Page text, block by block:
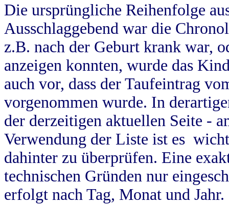
Die ursprüngliche Reihenfolge
Ausschlaggebend war die
z.B. nach der Geburt krank war,
anzeigen konnten, wurde das
auch vor, dass der Taufeintrag
vorgenommen wurde. In
der derzeitigen aktuellen Seite -
Verwendung der Liste ist es
dahinter zu überprüfen. Eine
technischen Gründen nur
erfolgt nach Tag, Monat und Jahr.